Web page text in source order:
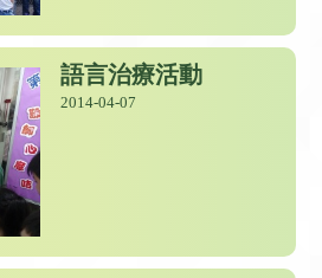
語言治療活動
2014-04-07